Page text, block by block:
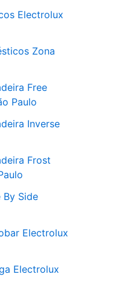
Electrolux
Zona
Free
Paulo
Inverse
Frost
By Side
Electrolux
Electrolux